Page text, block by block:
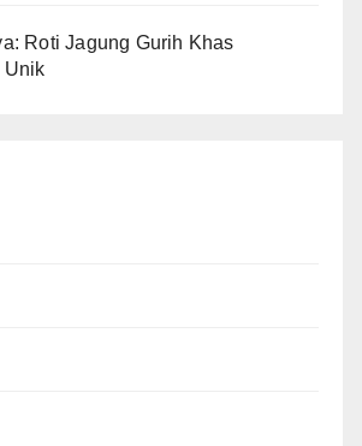
Roti Jagung Gurih Khas
Unik